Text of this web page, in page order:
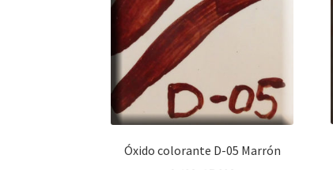
Óxido colorante D-05 Marrón